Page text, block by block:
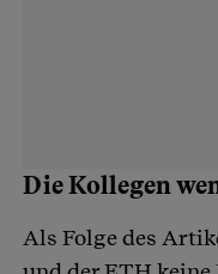
Die Kollegen
Als Folge des